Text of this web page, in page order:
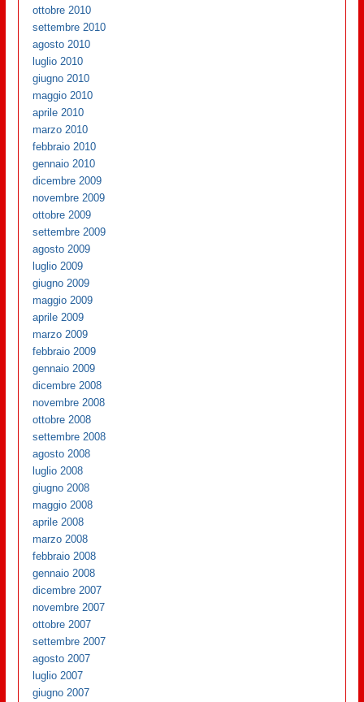
ottobre 2010
settembre 2010
agosto 2010
luglio 2010
giugno 2010
maggio 2010
aprile 2010
marzo 2010
febbraio 2010
gennaio 2010
dicembre 2009
novembre 2009
ottobre 2009
settembre 2009
agosto 2009
luglio 2009
giugno 2009
maggio 2009
aprile 2009
marzo 2009
febbraio 2009
gennaio 2009
dicembre 2008
novembre 2008
ottobre 2008
settembre 2008
agosto 2008
luglio 2008
giugno 2008
maggio 2008
aprile 2008
marzo 2008
febbraio 2008
gennaio 2008
dicembre 2007
novembre 2007
ottobre 2007
settembre 2007
agosto 2007
luglio 2007
giugno 2007